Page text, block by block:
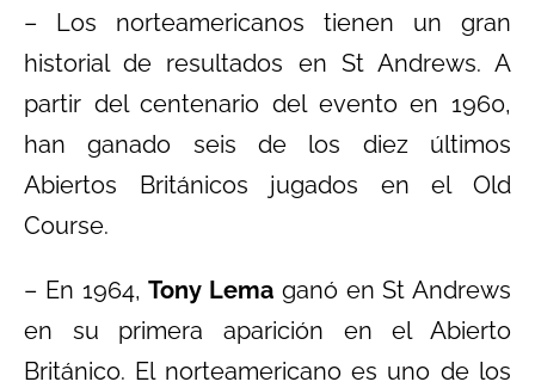
– Los norteamericanos tienen un gran
historial de resultados en St Andrews. A
partir del centenario del evento en 1960,
han ganado seis de los diez últimos
Abiertos Británicos jugados en el Old
Course.
– En 1964,Tony Lema ganó en St Andrews
en su primera aparición en el Abierto
Británico. El norteamericano es uno de los